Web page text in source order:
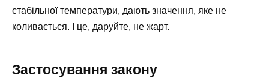
стабільної температури, дають значення, яке не
коливається. І це, даруйте, не жарт.
Застосування закону